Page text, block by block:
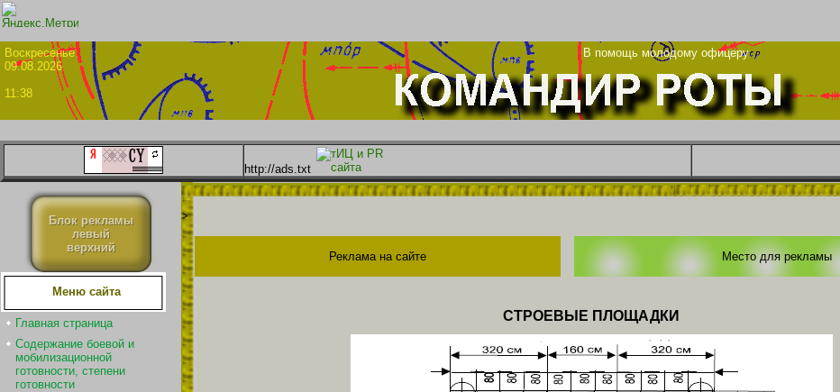
Воскресенье В помощь молодому офицеру
09.08.2026
11:38
http://ads.txt
Блок рекламы
левый
верхний
Меню сайта
Главная страница
Содержание боевой и
мобилизационной
готовности, степени
готовности
>
Реклама на сайте Место для рекламы
СТРОЕВЫЕ ПЛОЩАДКИ